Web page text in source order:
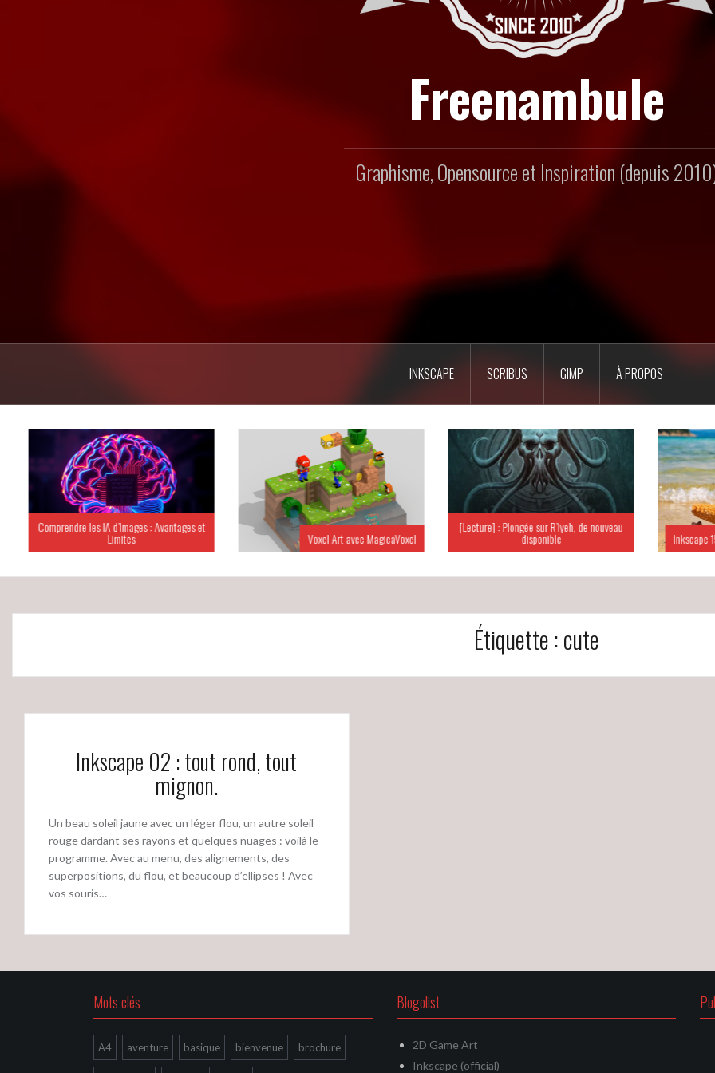
Freenambule
Graphisme, Opensource et Inspiration (depuis
INKSCAPE SCRIBUS GIMP À PROPOS
Comprendre les IA d’Images : Avantages et
Limites Voxel Art avec MagicaVoxel
[Lecture] : Plongée sur R’lyeh, de nouveau
disponible Inkscape
Étiquette :cute
Inkscape 02 : tout rond, tout
mignon.
Un beau soleil jaune avec un léger flou, un autre soleil
rouge dardant ses rayons et quelques nuages : voilà le
programme. Avec au menu, des alignements, des
superpositions, du flou, et beaucoup d’ellipses ! Avec
vos souris…
Mots clés
A4 aventure basique bienvenue brochure
Blogolist
2D Game Art
Inkscape (official)